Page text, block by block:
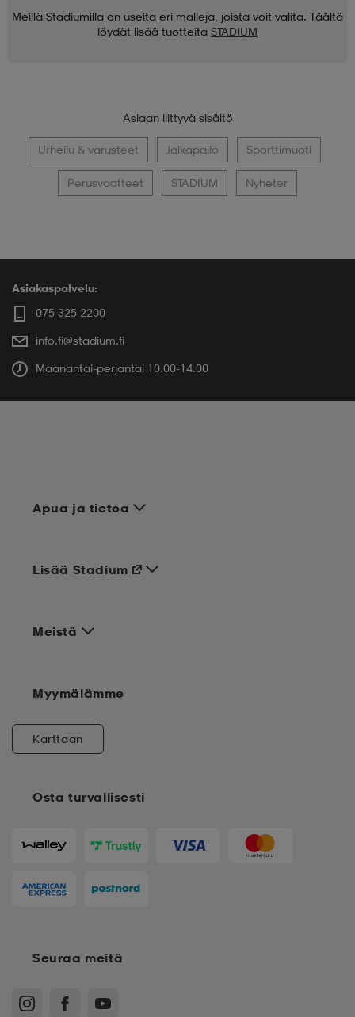
Meillä Stadiumilla on useita eri malleja, joista voit valita. Täältä
löydät lisää tuotteita STADIUM
Asiaan liittyvä sisältö
Urheilu & varusteet Jalkapallo Sporttimuoti
Perusvaatteet STADIUM Nyheter
Asiakaspalvelu:
075 325 2200
info.fi@stadium.fi
Maanantai-perjantai 10.00-14.00
Apua ja tietoa
Meistä
Osta turvallisesti
Lisää Stadium
Myymälämme
Karttaan
Seuraa meitä